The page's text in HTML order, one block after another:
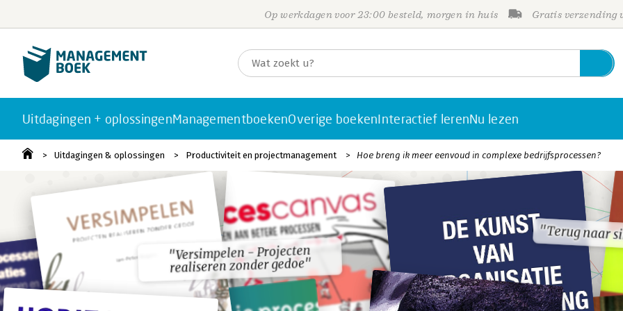
Op werkdagen voor 23:00 besteld, morgen in huis Gratis verzending
Uitdagingen + oplossingenManagementboekenOverige boekenInteractief lerenNu lezen
Uitdagingen & oplossingen Productiviteit en projectmanagement Hoe breng ik meer eenvoud in complexe bedrijfsprocessen?
"Versimpelen - Projecten
realiseren zonder gedoe"
"Terug naar
"Versimpelen - Projecten
realiseren zonder gedoe"
"Terug naar